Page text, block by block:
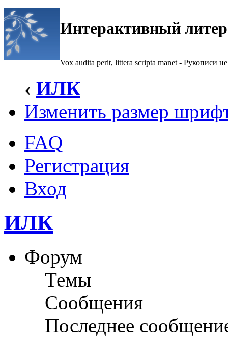
Интерактивный
Vox audita perit, littera scripta manet - Рукописи не
‹ ИЛК
Изменить размер
FAQ
Регистрация
Вход
ИЛК
Форум
Темы
Сообщения
Последнее